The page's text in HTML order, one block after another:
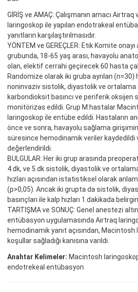
GİRİŞ ve AMAÇ: Çalışmanın amacı
laringoskop ile yapılan endotrakeal
yanıtların karşılaştırılmasıdır.
YÖNTEM ve GEREÇLER: Etik Komite onayı
grubunda, 18-65 yaş arası, havayolu
olan, elektif cerrahi geçirecek 60 hasta
Randomize olarak iki gruba ayrılan (n=30)
noninvaziv sistolik, diyastolik ve ortalama
karbondioksit basıncı ve periferik oksijen
monitörizas edildi. Grup M hastalar
laringoskop ile entübe edildi. Hastaların
önce ve sonra, havayolu sağlama
süresince hemodinamik veriler
değerlendirildi.
BULGULAR: Her iki grup arasında
4.dk, ve 5.dk sistolik, diyastolik ve
hızları açısından istatistiksel olarak
(p>0,05). Ancak iki grupta da sistolik,
basınçları ile kalp hızları 1.dakikada
TARTIŞMA ve SONUÇ: Genel anestezi
entübasyon uygulamasında Airtraq
hemodinamik yanıt açısından,
koşullar sağladığı kanısına varıldı.
Anahtar Kelimeler: Macintosh
endotrekeal entübasyon